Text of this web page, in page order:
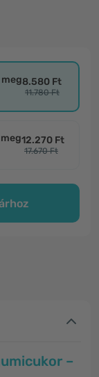
8.580 Ft
11.780 Ft
12.270 Ft
17.670 Ft
–